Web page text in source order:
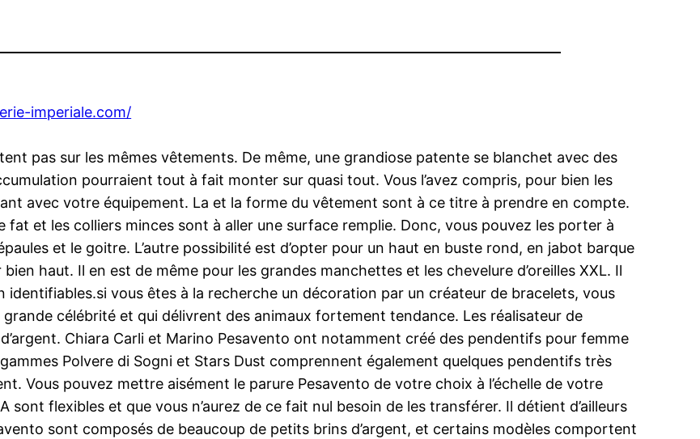
imperiale.com/
pas sur les mêmes vêtements. De même, une grandiose patente se blanchet avec des
pourraient tout à fait monter sur quasi tout. Vous l’avez compris, pour bien les
avec votre équipement. La et la forme du vêtement sont à ce titre à prendre en compte.
fat et les colliers minces sont à aller une surface remplie. Donc, vous pouvez les porter à
et le goitre. L’autre possibilité est d’opter pour un haut en buste rond, en jabot barque
haut. Il en est de même pour les grandes manchettes et les chevelure d’oreilles XXL. Il
identifiables.si vous êtes à la recherche un décoration par un créateur de bracelets, vous
célébrité et qui délivrent des animaux fortement tendance. Les réalisateur de
Chiara Carli et Marino Pesavento ont notamment créé des pendentifs pour femme
Polvere di Sogni et Stars Dust comprennent également quelques pendentifs très
Vous pouvez mettre aisément le parure Pesavento de votre choix à l’échelle de votre
sont flexibles et que vous n’aurez de ce fait nul besoin de les transférer. Il détient d’ailleurs
sont composés de beaucoup de petits brins d’argent, et certains modèles comportent